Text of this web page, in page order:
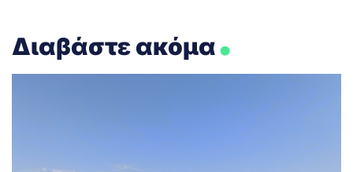
Διαβάστε ακόμα.